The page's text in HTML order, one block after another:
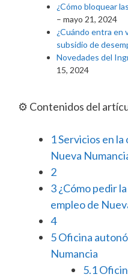
¿Cómo bloquear
– mayo 21, 2024
¿Cuándo entra en
subsidio de
Novedades del
15, 2024
⚙️ Contenidos del
1Servicios en
Nueva
2
3¿Cómo pedir
empleo de
4
5Oficina
Numancia
5.1